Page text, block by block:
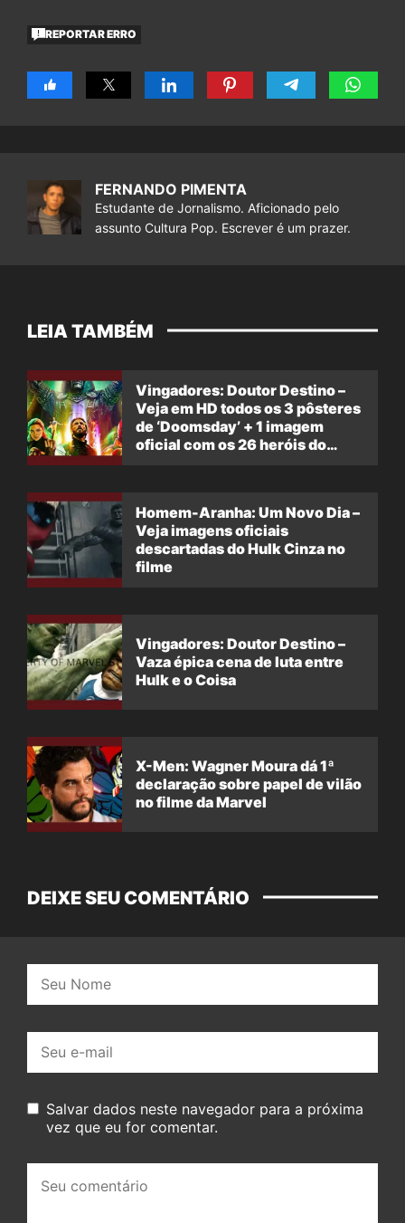
REPORTAR ERRO
FERNANDO PIMENTA
Estudante de Jornalismo. Aficionado pelo
assunto Cultura Pop. Escrever é um prazer.
LEIA TAMBÉM
Vingadores: Doutor Destino –
Veja em HD todos os 3 pôsteres
de ‘Doomsday’ + 1 imagem
oficial com os 26 heróis do
Homem-Aranha: Um Novo Dia –
Veja imagens oficiais
descartadas do Hulk Cinza no
filme
Vingadores: Doutor Destino –
Vaza épica cena de luta entre
Hulk e o Coisa
X-Men: Wagner Moura dá 1ª
declaração sobre papel de vilão
no filme da Marvel
DEIXE SEU COMENTÁRIO
mail:
Salvar dados neste navegador para a próxima
vez que eu for comentar.
comentário: